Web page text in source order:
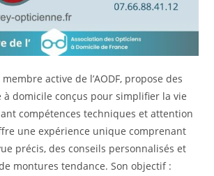
membre active de l’AODF, propose des
à domicile conçus pour simplifier la vie
compétences techniques et attention
une expérience unique comprenant
précis, des conseils personnalisés et
montures tendance. Son objectif :